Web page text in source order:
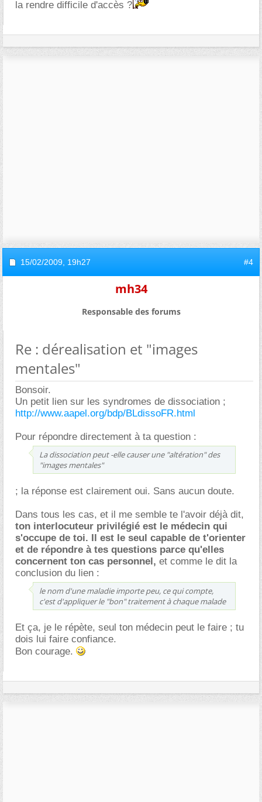
la rendre difficile d'accès ?
15/02/2009, 19h27 #4
mh34
Responsable des forums
Re : dérealisation et "images
mentales"
Bonsoir.
Un petit lien sur les syndromes de dissociation ;
http://www.aapel.org/bdp/BLdissoFR.html
Pour répondre directement à ta question :
La dissociation peut -elle causer une "altération" des
"images mentales"
; la réponse est clairement oui. Sans aucun doute.
Dans tous les cas, et il me semble te l'avoir déjà dit,
ton interlocuteur privilégié est le médecin qui
s'occupe de toi. Il est le seul capable de t'orienter
et de répondre à tes questions parce qu'elles
concernent ton cas personnel, et comme le dit la
conclusion du lien :
le nom d'une maladie importe peu, ce qui compte,
c'est d'appliquer le "bon" traitement à chaque malade
Et ça, je le répète, seul ton médecin peut le faire ; tu
dois lui faire confiance.
Bon courage.